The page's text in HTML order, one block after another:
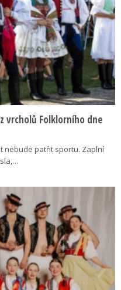
vrcholů Folklorního dne
nebude patřit sportu. Zaplní